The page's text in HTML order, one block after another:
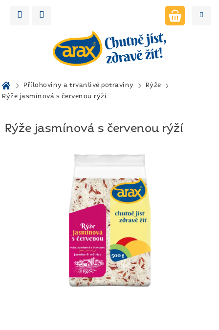
DomůPřílohoviny a trvanlivé potraviny
Rýže
Rýže jasmínová s červenou rýží
Rýže jasmínová s červenou rýží